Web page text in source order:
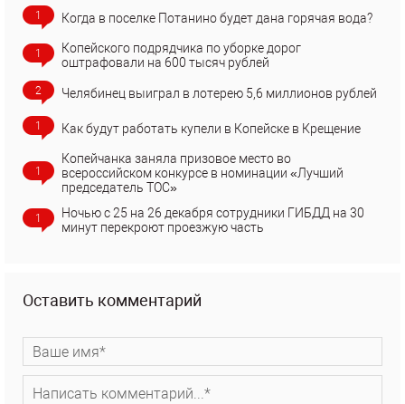
1 Когда в поселке Потанино будет дана горячая вода?
1
Копейского подрядчика по уборке дорог
оштрафовали на 600 тысяч рублей
2 Челябинец выиграл в лотерею 5,6 миллионов рублей
1 Как будут работать купели в Копейске в Крещение
1
Копейчанка заняла призовое место во
всероссийском конкурсе в номинации «Лучший
председатель ТОС»
1
Ночью с 25 на 26 декабря сотрудники ГИБДД на 30
минут перекроют проезжую часть
Оставить комментарий